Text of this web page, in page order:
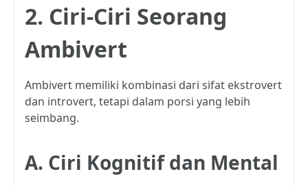
2. Ciri-Ciri Seorang
Ambivert
Ambivert memiliki kombinasi dari sifat ekstrovert
dan introvert, tetapi dalam porsi yang lebih
seimbang.
A. Ciri Kognitif dan Mental